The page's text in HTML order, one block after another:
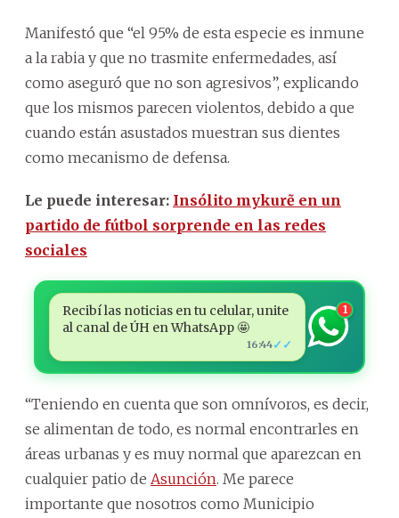
Manifestó que “el 95% de esta especie es inmune
a la rabia y que no trasmite enfermedades, así
como aseguró que no son agresivos”, explicando
que los mismos parecen violentos, debido a que
cuando están asustados muestran sus dientes
como mecanismo de defensa.
Le puede interesar: Insólito mykurẽ en un
partido de fútbol sorprende en las redes
sociales
Recibí las noticias en tu celular, unite
al canal de ÚH en WhatsApp 🤩
16:44✓✓
1
“Teniendo en cuenta que son omnívoros, es decir,
se alimentan de todo, es normal encontrarles en
áreas urbanas y es muy normal que aparezcan en
cualquier patio de Asunción. Me parece
importante que nosotros como Municipio